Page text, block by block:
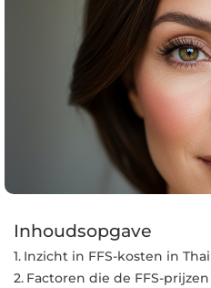
Inhoudsopgave
Inzicht in FFS-kosten in
Factoren die de FFS-